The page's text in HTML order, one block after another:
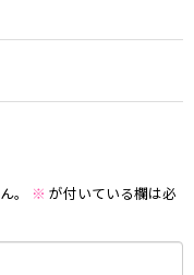
。 ※ が付いている欄は必